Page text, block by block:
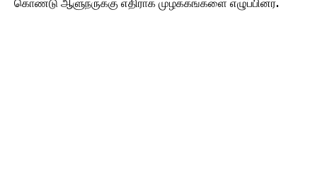
கொண்டு ஆளுநருக்கு எதிராக முழக்கங்களை எழுப்பினர்.